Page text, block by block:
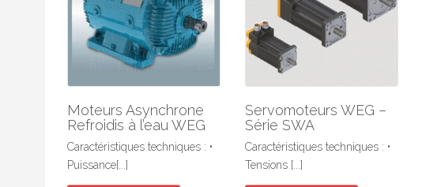
Moteurs Asynchrone
Refroidis à l’eau WEG
Caractéristiques techniques : •
Puissance[...]
Servomoteurs WEG –
Série SWA
Caractéristiques techniques : •
Tensions [...]